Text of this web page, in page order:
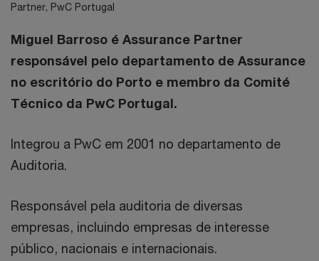
Partner, PwC Portugal
Miguel Barroso é Assurance Partner
responsável pelo departamento de Assurance
no escritório do Porto e membro da Comité
Técnico da PwC Portugal.
Integrou a PwC em 2001 no departamento de
Auditoria.
Responsável pela auditoria de diversas
empresas, incluindo empresas de interesse
público, nacionais e internacionais.